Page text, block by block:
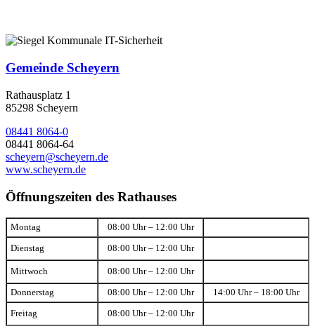
Gemeinde Scheyern
Rathausplatz 1
85298 Scheyern
08441 8064-0
08441 8064-64
scheyern@scheyern.de
www.scheyern.de
Öffnungszeiten des Rathauses
Montag 08:00 Uhr – 12:00 Uhr
Dienstag 08:00 Uhr – 12:00 Uhr
Mittwoch 08:00 Uhr – 12:00 Uhr
Donnerstag 08:00 Uhr – 12:00 Uhr 14:00 Uhr – 18:00 Uhr
Freitag 08:00 Uhr – 12:00 Uhr